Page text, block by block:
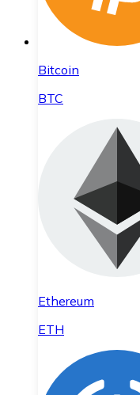
Bitcoin
BTC
Ethereum
ETH